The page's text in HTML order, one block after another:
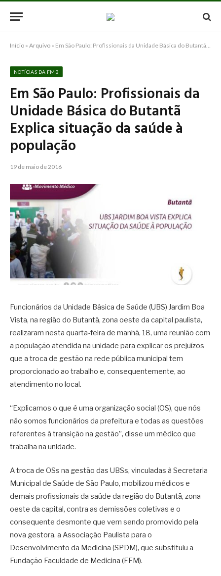
Início » Arquivo » Em São Paulo: Profissionais da Unidade Básica do Butantã Explica situação da saúde à população
NOTÍCIAS DA FMB
Em São Paulo: Profissionais da
Unidade Básica do Butantã
Explica situação da saúde à
população
19 de maio de 2016
Funcionários da Unidade Básica de Saúde (UBS) Jardim Boa
Vista, na região do Butantã, zona oeste da capital paulista,
realizaram nesta quarta-feira de manhã, 18, uma reunião com
a população atendida na unidade para explicar os prejuízos
que a troca de gestão na rede pública municipal tem
proporcionado ao trabalho e, consequentemente, ao
atendimento no local.
“Explicamos o que é uma organização social (OS), que nós
não somos funcionários da prefeitura e todas as questões
referentes à transição na gestão”, disse um médico que
trabalha na unidade.
A troca de OSs na gestão das UBSs, vinculadas à Secretaria
Municipal de Saúde de São Paulo, mobilizou médicos e
demais profissionais da saúde da região do Butantã, zona
oeste da capital, contra as demissões coletivas e o
consequente desmonte que vem sendo promovido pela
nova gestora, a Associação Paulista para o
Desenvolvimento da Medicina (SPDM), que substituiu a
Fundação Faculdade de Medicina (FFM).